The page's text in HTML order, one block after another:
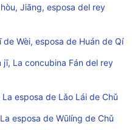
Jiāng, esposa del rey
de Wèi, esposa de Huán de Qí
jī, La concubina Fán del rey
esposa de Lǎo Lái de Chǔ
esposa de Wūlíng de Chǔ